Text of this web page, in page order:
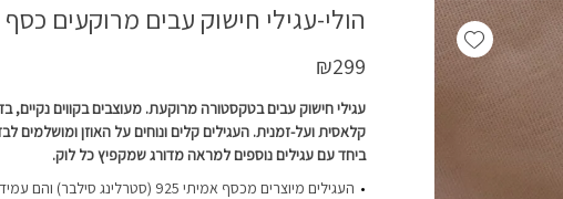
הולי-עגילי חישוק עבים מרוקעים כסף 925
₪299
עגילי חישוק עבים בטקסטורה מרוקעת. מעוצבים בקווים נקיים,
קלאסית ועל-זמנית. העגילים קלים ונוחים על האוזן ומושלמים
ביחד עם עגילים נוספים למראה מדורג שמקפיץ כל לוק.
העגילים מיוצרים מכסף אמיתי 925 (סטרלינג סילבר) והם
Add wishlist